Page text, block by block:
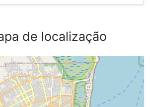
de localização